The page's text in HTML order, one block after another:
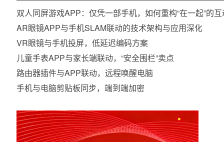
双人同屏游戏APP：仅凭一部手机，如何重构“在一起”的
AR眼镜APP与手机SLAM联动的技术架构与应用深化
VR眼镜与手机投屏，低延迟编码方案
儿童手表APP与家长端联动，“安全围栏”卖点
路由器插件与APP联动，远程唤醒电脑
手机与电脑剪贴板同步，端到端加密